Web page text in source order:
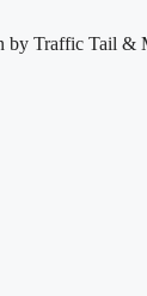
by Traffic Tail &